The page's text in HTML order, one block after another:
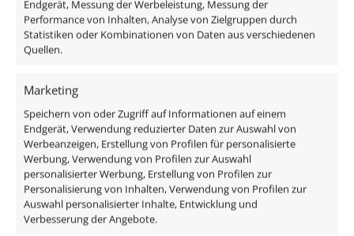
Endgerät, Messung der Werbeleistung, Messung der
Performance von Inhalten, Analyse von Zielgruppen durch
Statistiken oder Kombinationen von Daten aus verschiedenen
Quellen.
Marketing
Speichern von oder Zugriff auf Informationen auf einem
Endgerät, Verwendung reduzierter Daten zur Auswahl von
Werbeanzeigen, Erstellung von Profilen für personalisierte
Werbung, Verwendung von Profilen zur Auswahl
personalisierter Werbung, Erstellung von Profilen zur
Personalisierung von Inhalten, Verwendung von Profilen zur
Auswahl personalisierter Inhalte, Entwicklung und
Verbesserung der Angebote.
usw. IP44
ab 22,49€
inkl. MwSt.
ab 35,49 €
inkl. MwSt. zzgl.Versandkosten